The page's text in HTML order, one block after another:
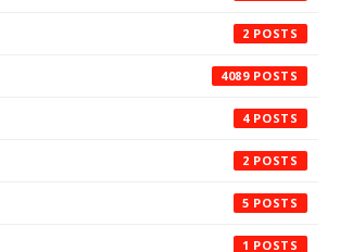
2
4089
4
2
5
1